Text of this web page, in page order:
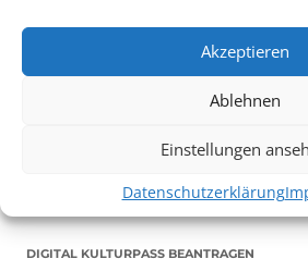
Akzeptieren
Ablehnen
Einstellungen
Datenschutzerklärung
Auch dieses Jahr findet wieder das
Vom 19. August bist zum 9. September
Minuten vor Beginn des Films und
DIGITAL KULTURPASS BEANTRAGEN